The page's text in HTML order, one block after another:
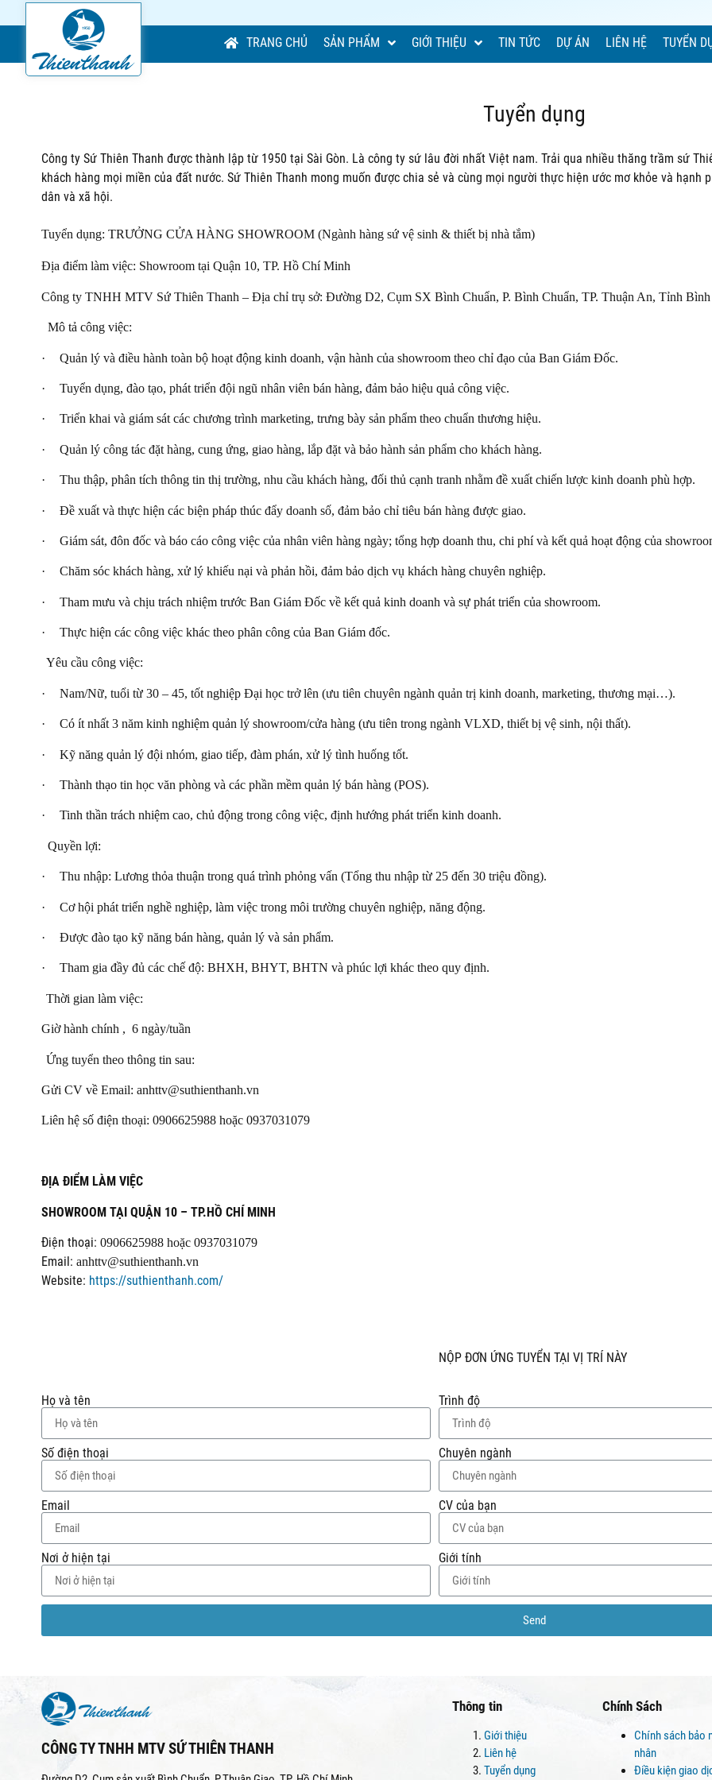
TRANG CHỦ SẢN PHẨM GIỚI THIỆU TIN TỨC DỰ ÁN LIÊN HỆ TUYỂN
Tuyển dụng
Công ty Sứ Thiên Thanh được thành lập từ 1950 tại Sài Gòn. Là công ty sứ lâu đời nhất Việt nam. Trải qua nhiều thăng trầm sứ
khách hàng mọi miền của đất nước. Sứ Thiên Thanh mong muốn được chia sẻ và cùng mọi người thực hiện ước mơ khỏe và
dân và xã hội.
Tuyển dụng: TRƯỞNG CỬA HÀNG SHOWROOM (Ngành hàng sứ vệ sinh & thiết bị nhà tắm)
Địa điểm làm việc: Showroom tại Quận 10, TP. Hồ Chí Minh
Công ty TNHH MTV Sứ Thiên Thanh – Địa chỉ trụ sở: Đường D2, Cụm SX Bình Chuẩn, P. Bình Chuẩn, TP. Thuận An, Tỉnh
Mô tả công việc:
· Quản lý và điều hành toàn bộ hoạt động kinh doanh, vận hành của showroom theo chỉ đạo của Ban Giám Đốc.
· Tuyển dụng, đào tạo, phát triển đội ngũ nhân viên bán hàng, đảm bảo hiệu quả công việc.
· Triển khai và giám sát các chương trình marketing, trưng bày sản phẩm theo chuẩn thương hiệu.
· Quản lý công tác đặt hàng, cung ứng, giao hàng, lắp đặt và bảo hành sản phẩm cho khách hàng.
· Thu thập, phân tích thông tin thị trường, nhu cầu khách hàng, đối thủ cạnh tranh nhằm đề xuất chiến lược kinh doanh phù hợp.
· Đề xuất và thực hiện các biện pháp thúc đẩy doanh số, đảm bảo chỉ tiêu bán hàng được giao.
· Giám sát, đôn đốc và báo cáo công việc của nhân viên hàng ngày; tổng hợp doanh thu, chi phí và kết quả hoạt động của
· Chăm sóc khách hàng, xử lý khiếu nại và phản hồi, đảm bảo dịch vụ khách hàng chuyên nghiệp.
· Tham mưu và chịu trách nhiệm trước Ban Giám Đốc về kết quả kinh doanh và sự phát triển của showroom.
· Thực hiện các công việc khác theo phân công của Ban Giám đốc.
Yêu cầu công việc:
· Nam/Nữ, tuổi từ 30 – 45, tốt nghiệp Đại học trở lên (ưu tiên chuyên ngành quản trị kinh doanh, marketing, thương mại…).
· Có ít nhất 3 năm kinh nghiệm quản lý showroom/cửa hàng (ưu tiên trong ngành VLXD, thiết bị vệ sinh, nội thất).
· Kỹ năng quản lý đội nhóm, giao tiếp, đàm phán, xử lý tình huống tốt.
· Thành thạo tin học văn phòng và các phần mềm quản lý bán hàng (POS).
· Tinh thần trách nhiệm cao, chủ động trong công việc, định hướng phát triển kinh doanh.
Quyền lợi:
· Thu nhập: Lương thỏa thuận trong quá trình phỏng vấn (Tổng thu nhập từ 25 đến 30 triệu đồng).
· Cơ hội phát triển nghề nghiệp, làm việc trong môi trường chuyên nghiệp, năng động.
· Được đào tạo kỹ năng bán hàng, quản lý và sản phẩm.
· Tham gia đầy đủ các chế độ: BHXH, BHYT, BHTN và phúc lợi khác theo quy định.
Thời gian làm việc:
Giờ hành chính , 6 ngày/tuần
Ứng tuyển theo thông tin sau:
Gửi CV về Email: anhttv@suthienthanh.vn
Liên hệ số điện thoại: 0906625988 hoặc 0937031079
ĐỊA ĐIỂM LÀM VIỆC
SHOWROOM TẠI QUẬN 10 – TP.HỒ CHÍ MINH
Điện thoại: 0906625988 hoặc 0937031079
Email: anhttv@suthienthanh.vn
Website: https://suthienthanh.com/
NỘP ĐƠN ỨNG TUYỂN TẠI VỊ TRÍ NÀY
Họ và tên Trình độ
Số điện thoại Chuyên ngành
Email CV của bạn
Nơi ở hiện tại Giới tính
Send
CÔNG TY TNHH MTV SỨ THIÊN THANH
Thông tin
Giới thiệu
Liên hệ
Tuyển dụng
Chính Sách
Chính sách bảo
nhân
Điều kiện giao